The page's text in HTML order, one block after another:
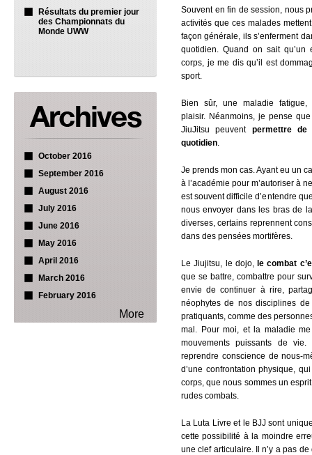
Résultats du premier jour
des Championnats du
Monde UWW
October 2016
September 2016
August 2016
July 2016
June 2016
May 2016
April 2016
March 2016
February 2016
More
Souvent en fin de session, nous
activités que ces malades
façon générale, ils s’enferment
quotidien. Quand on sait qu’un
corps, je me dis qu’il est
sport.
Bien sûr, une maladie
plaisir. Néanmoins, je pense
JiuJitsu peuvent permettre
quotidien.
Je prends mon cas. Ayant eu un
à l’académie pour m’autoriser à
est souvent difficile d’entendre
nous envoyer dans les bras de
diverses, certains reprennent
dans des pensées mortifères.
Le Jiujitsu, le dojo, le combat
que se battre, combattre pour
envie de continuer à rire,
néophytes de nos disciplines
pratiquants, comme des
mal. Pour moi, et la maladie
mouvements puissants de
reprendre conscience de nous-
d’une confrontation physique,
corps, que nous sommes un
rudes combats.
La Luta Livre et le BJJ sont
cette possibilité à la moindre
une clef articulaire. Il n’y a pas